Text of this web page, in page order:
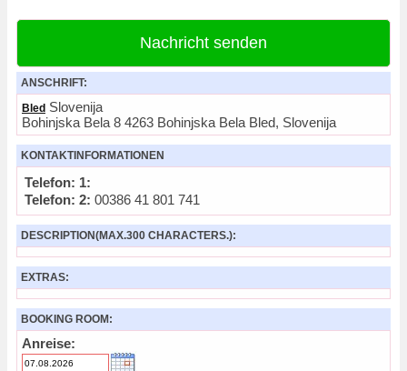
Nachricht senden
ANSCHRIFT:
Bled Slovenija
Bohinjska Bela 8 4263 Bohinjska Bela Bled, Slovenija
KONTAKTINFORMATIONEN
Telefon: 1:
Telefon: 2: 00386 41 801 741
DESCRIPTION(MAX.300 CHARACTERS.):
EXTRAS:
BOOKING ROOM:
Anreise: